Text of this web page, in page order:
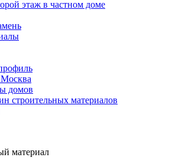
этаж в частном доме
домов
строительных материалов
материал